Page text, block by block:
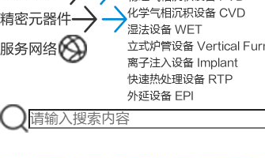
精密元器件
服务网络
化学气相沉积设备 CVD
湿法设备 WET
立式炉管设备 Vertical
离子注入设备 Implant
快速热处理设备 RTP
外延设备 EPI